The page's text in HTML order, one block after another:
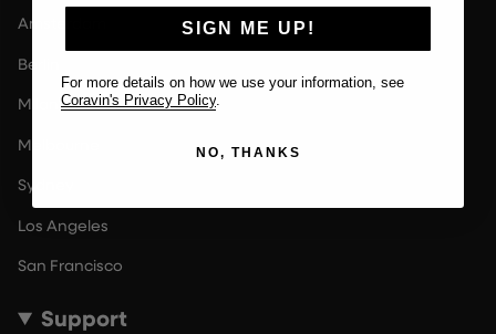
Amsterdam
Berlin
Milan
Melbourne
Sydney
Los Angeles
San Francisco
Support
SIGN ME UP!
For more details on how we use your information, see
Coravin's Privacy Policy
NO, THANKS